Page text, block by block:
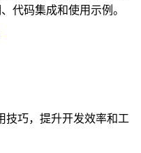
代码集成和使用示例。
技巧，提升开发效率和工